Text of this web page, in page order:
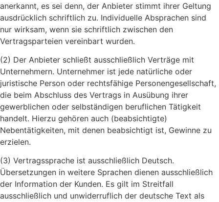
anerkannt, es sei denn, der Anbieter stimmt ihrer Geltung
ausdrücklich schriftlich zu. Individuelle Absprachen sind
nur wirksam, wenn sie schriftlich zwischen den
Vertragsparteien vereinbart wurden.
(2) Der Anbieter schließt ausschließlich Verträge mit
Unternehmern. Unternehmer ist jede natürliche oder
juristische Person oder rechtsfähige Personengesellschaft,
die beim Abschluss des Vertrags in Ausübung ihrer
gewerblichen oder selbständigen beruflichen Tätigkeit
handelt. Hierzu gehören auch (beabsichtigte)
Nebentätigkeiten, mit denen beabsichtigt ist, Gewinne zu
erzielen.
(3) Vertragssprache ist ausschließlich Deutsch.
Übersetzungen in weitere Sprachen dienen ausschließlich
der Information der Kunden. Es gilt im Streitfall
ausschließlich und unwiderruflich der deutsche Text als